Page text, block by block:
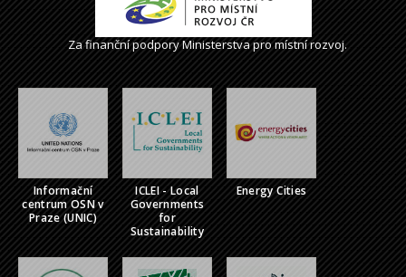
Za finanční podpory Ministerstva pro místní rozvoj.
Informační
centrum OSN v
Praze (UNIC)
ICLEI - Local
Governments
for
Sustainability
Energy Cities